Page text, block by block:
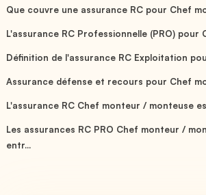
Que couvre une assurance RC pour Chef
L'assurance RC Professionnelle (PRO) pour
Définition de l'assurance RC Exploitation
Assurance défense et recours pour Chef
L'assurance RC Chef monteur / monteuse
Les assurances RC PRO Chef monteur /
entr...